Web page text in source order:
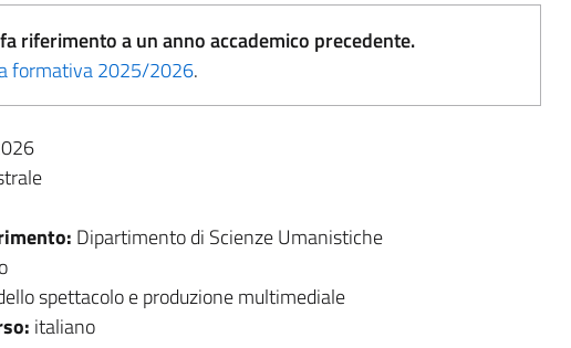
riferimento a un anno accademico precedente.
formativa 2025/2026.
Dipartimento di Scienze Umanistiche
spettacolo e produzione multimediale
italiano